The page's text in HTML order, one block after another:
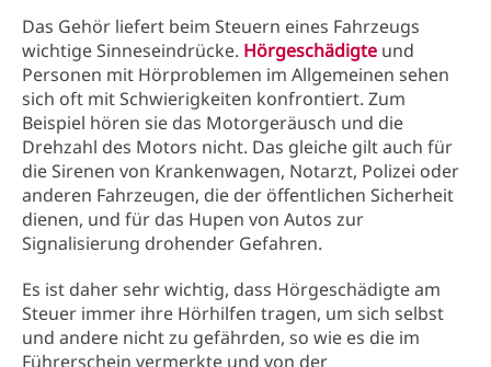
Das Gehör liefert beim Steuern eines Fahrzeugs
wichtige Sinneseindrücke. Hörgeschädigte und
Personen mit Hörproblemen im Allgemeinen sehen
sich oft mit Schwierigkeiten konfrontiert. Zum
Beispiel hören sie das Motorgeräusch und die
Drehzahl des Motors nicht. Das gleiche gilt auch für
die Sirenen von Krankenwagen, Notarzt, Polizei oder
anderen Fahrzeugen, die der öffentlichen Sicherheit
dienen, und für das Hupen von Autos zur
Signalisierung drohender Gefahren.
Es ist daher sehr wichtig, dass Hörgeschädigte am
Steuer immer ihre Hörhilfen tragen, um sich selbst
und andere nicht zu gefährden, so wie es die im
Führerschein vermerkte und von der